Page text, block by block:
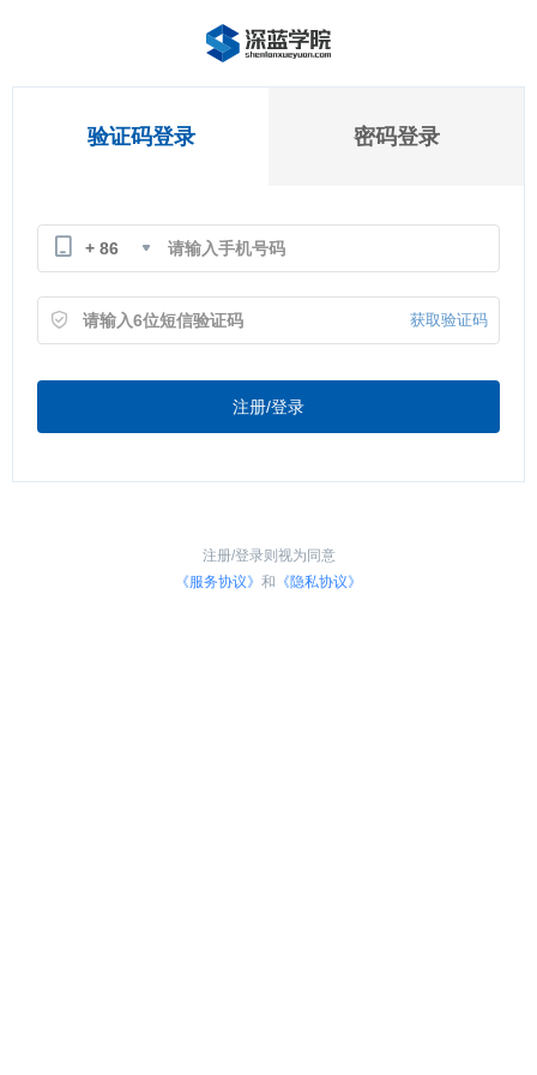
验证码登录 密码登录
+ 86
获取验证码
注册/登录
注册/登录则视为同意
《服务协议》 和 《隐私协议》